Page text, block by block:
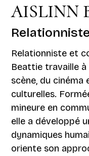
AISLINN
Relationniste
Relationniste et
Beattie travaille
scène, du
culturelles.
mineure en
elle a développé
dynamiques
oriente son